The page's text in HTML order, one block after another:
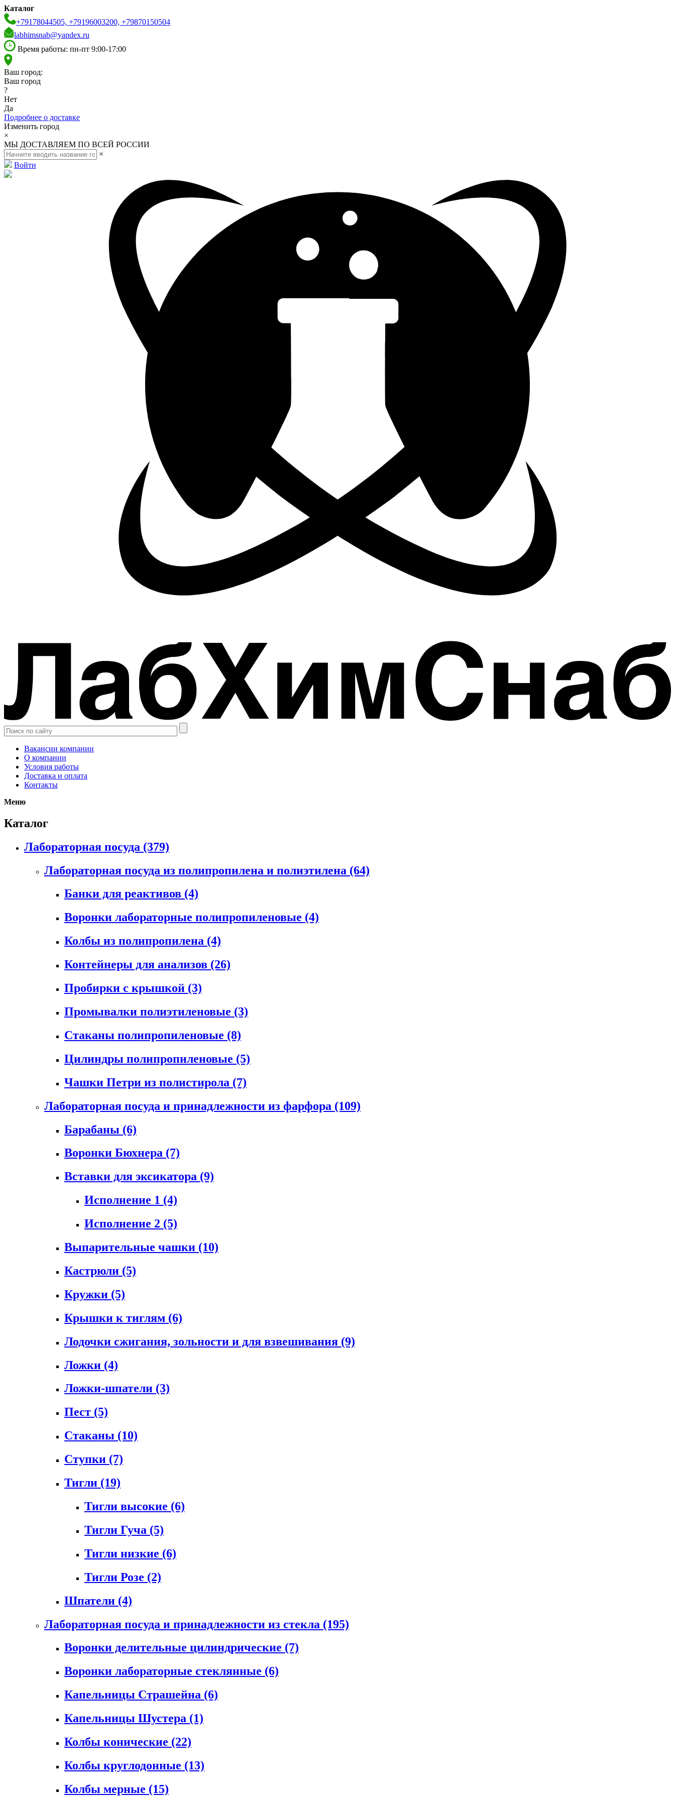
Каталог
+79178044505, +79196003200, +79870150504
labhimsnab@yandex.ru
Время работы: пн-пт 9:00-17:00
Ваш город:
Ваш город
?
Нет
Да
Подробнее о доставке
Изменить город
×
МЫ ДОСТАВЛЯЕМ ПО ВСЕЙ РОССИИ
×
Войти
Вакансии компании
О компании
Условия работы
Доставка и оплата
Контакты
Меню
Каталог
Лабораторная посуда (379)
Лабораторная посуда из полипропилена и полиэтилена (64)
Банки для реактивов (4)
Воронки лабораторные полипропиленовые (4)
Колбы из полипропилена (4)
Контейнеры для анализов (26)
Пробирки с крышкой (3)
Промывалки полиэтиленовые (3)
Стаканы полипропиленовые (8)
Цилиндры полипропиленовые (5)
Чашки Петри из полистирола (7)
Лабораторная посуда и принадлежности из фарфора (109)
Барабаны (6)
Воронки Бюхнера (7)
Вставки для эксикатора (9)
Исполнение 1 (4)
Исполнение 2 (5)
Выпарительные чашки (10)
Кастрюли (5)
Кружки (5)
Крышки к тиглям (6)
Лодочки сжигания, зольности и для взвешивания (9)
Ложки (4)
Ложки-шпатели (3)
Пест (5)
Стаканы (10)
Ступки (7)
Тигли (19)
Тигли высокие (6)
Тигли Гуча (5)
Тигли низкие (6)
Тигли Розе (2)
Шпатели (4)
Лабораторная посуда и принадлежности из стекла (195)
Воронки делительные цилиндрические (7)
Воронки лабораторные стеклянные (6)
Капельницы Страшейна (6)
Капельницы Шустера (1)
Колбы конические (22)
Колбы круглодонные (13)
Колбы мерные (15)